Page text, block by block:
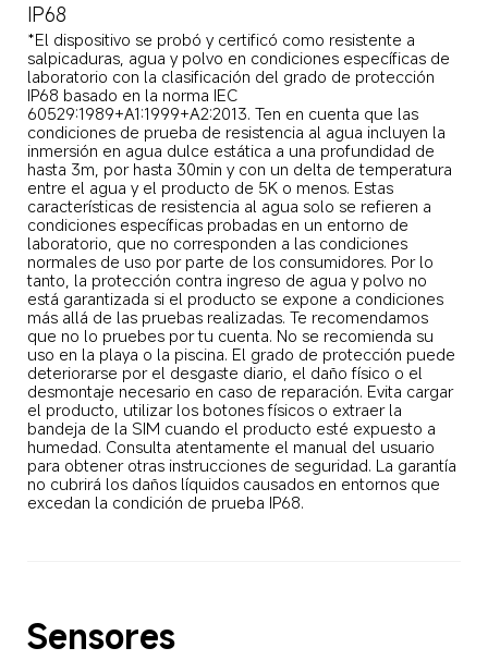
IP68
*El dispositivo se probó y certificó como resistente a
salpicaduras, agua y polvo en condiciones específicas de
laboratorio con la clasificación del grado de protección
IP68 basado en la norma IEC
60529:1989+A1:1999+A2:2013. Ten en cuenta que las
condiciones de prueba de resistencia al agua incluyen la
inmersión en agua dulce estática a una profundidad de
hasta 3m, por hasta 30min y con un delta de temperatura
entre el agua y el producto de 5K o menos. Estas
características de resistencia al agua solo se refieren a
condiciones específicas probadas en un entorno de
laboratorio, que no corresponden a las condiciones
normales de uso por parte de los consumidores. Por lo
tanto, la protección contra ingreso de agua y polvo no
está garantizada si el producto se expone a condiciones
más allá de las pruebas realizadas. Te recomendamos
que no lo pruebes por tu cuenta. No se recomienda su
uso en la playa o la piscina. El grado de protección puede
deteriorarse por el desgaste diario, el daño físico o el
desmontaje necesario en caso de reparación. Evita cargar
el producto, utilizar los botones físicos o extraer la
bandeja de la SIM cuando el producto esté expuesto a
humedad. Consulta atentamente el manual del usuario
para obtener otras instrucciones de seguridad. La garantía
no cubrirá los daños líquidos causados en entornos que
excedan la condición de prueba IP68.
Sensores